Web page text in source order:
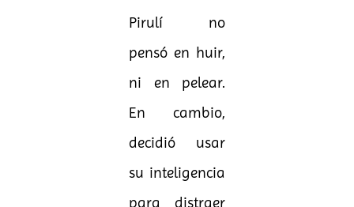
Pirulí no
pensó en huir,
ni en pelear.
En cambio,
decidió usar
su inteligencia
para distraer